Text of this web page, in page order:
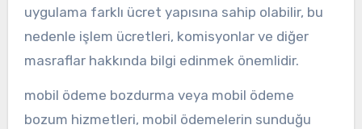
uygulama farklı ücret yapısına sahip olabilir, bu
nedenle işlem ücretleri, komisyonlar ve diğer
masraflar hakkında bilgi edinmek önemlidir.
mobil ödeme bozdurma veya mobil ödeme
bozum hizmetleri, mobil ödemelerin sunduğu